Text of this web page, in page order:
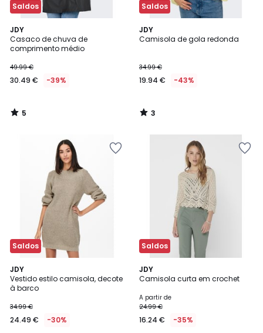
Saldos
JDY
Casaco de chuva de
comprimento médio
49.99 €
30.49 € -39%
5
/
5
5
/
Saldos
JDY
Camisola de gola redonda
34.99 €
19.94 € -43%
3
/
3
/
Saldos
JDY
Vestido estilo camisola, decote
à barco
34.99 €
24.49 € -30%
4
/
5
2
Cores
Saldos
JDY
Camisola curta em crochet
A partir de
24.99 €
16.24 € -35%
4,5
/ 5
3
Cores